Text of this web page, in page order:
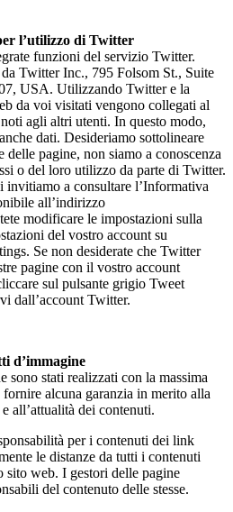
l’utilizzo di Twitter
funzioni del servizio Twitter.
Twitter Inc., 795 Folsom St., Suite
USA. Utilizzando Twitter e la
da voi visitati vengono collegati al
agli altri utenti. In questo modo,
dati. Desideriamo sottolineare
pagine, non siamo a conoscenza
o del loro utilizzo da parte di Twitter.
a consultare l’Informativa
all’indirizzo
modificare le impostazioni sulla
del vostro account su
Se non desiderate che Twitter
pagine con il vostro account
sul pulsante grigio Tweet
dall’account Twitter.
d’immagine
sono stati realizzati con la massima
alcuna garanzia in merito alla
all’attualità dei contenuti.
per i contenuti dei link
le distanze da tutti i contenuti
sito web. I gestori delle pagine
del contenuto delle stesse.